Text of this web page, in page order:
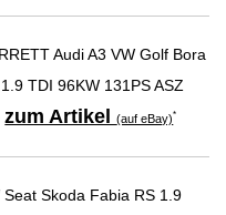
Audi A3 VW Golf Bora
TDI 96KW 131PS ASZ
zum Artikel(auf eBay)*
Skoda Fabia RS 1.9